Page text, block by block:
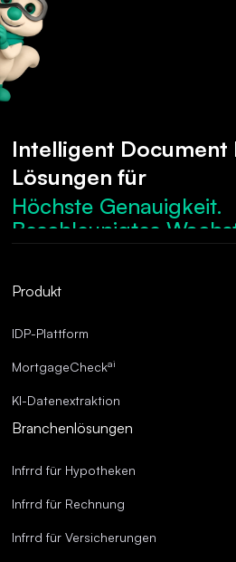
Intelligent Document
Lösungen für
Höchste Genauigkeit.
Beschleunigtes
Robuste Compliance.
Überragende
Produkt
IDP-Plattform
MortgageCheckai
KI-Datenextraktion
Branchenlösungen
Infrrd für Hypotheken
Infrrd für Rechnung
Infrrd für Versicherungen